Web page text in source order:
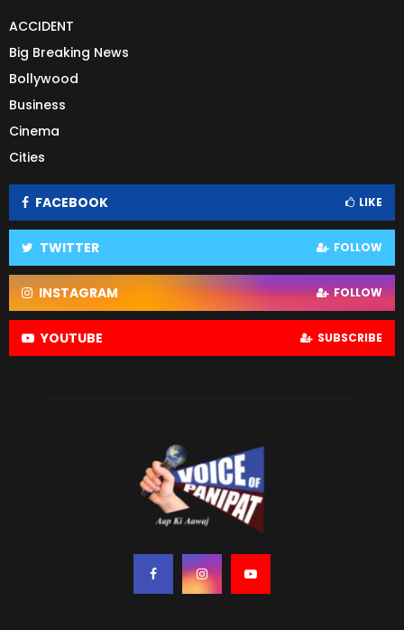
ACCIDENT
Big Breaking News
Bollywood
Business
Cinema
Cities
FACEBOOK LIKE
TWITTER FOLLOW
INSTAGRAM FOLLOW
YOUTUBE SUBSCRIBE